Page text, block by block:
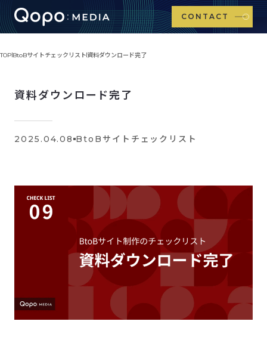
CONTACT
TOP BtoBサイトチェックリスト資料ダウンロード完了
資料ダウンロード完了
2025.04.08 BtoBサイトチェックリスト